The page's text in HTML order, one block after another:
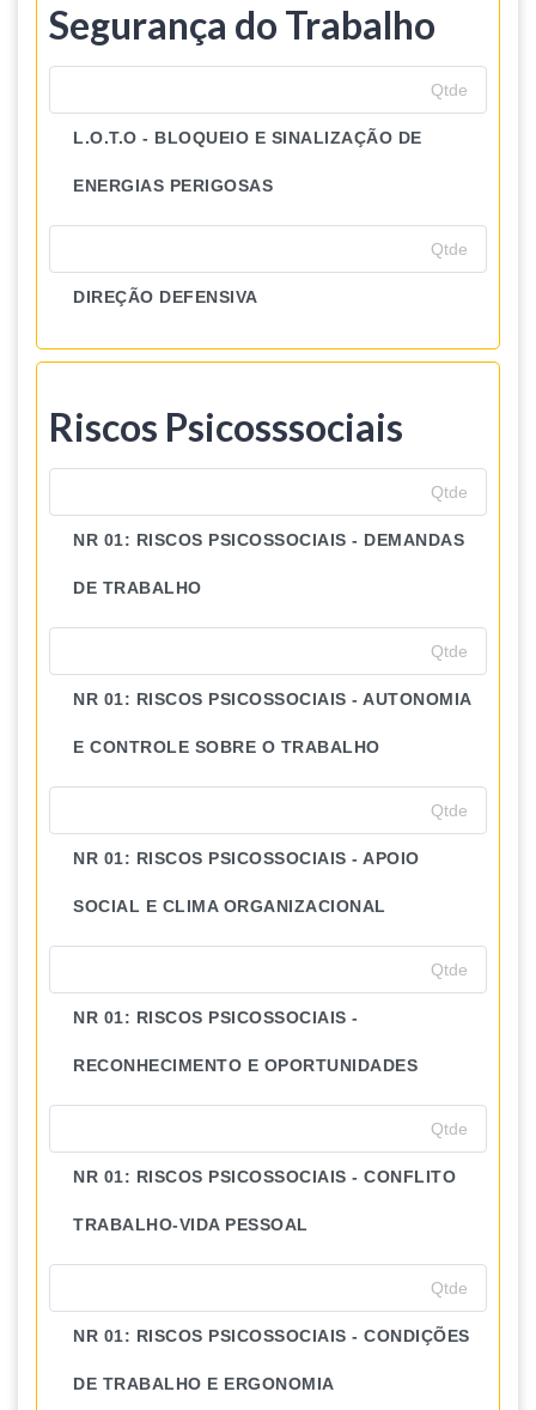
Segurança do Trabalho
L.O.T.O - BLOQUEIO E SINALIZAÇÃO DE
ENERGIAS PERIGOSAS
DIREÇÃO DEFENSIVA
Riscos Psicosssociais
NR 01: RISCOS PSICOSSOCIAIS - DEMANDAS
DE TRABALHO
NR 01: RISCOS PSICOSSOCIAIS - AUTONOMIA
E CONTROLE SOBRE O TRABALHO
NR 01: RISCOS PSICOSSOCIAIS - APOIO
SOCIAL E CLIMA ORGANIZACIONAL
NR 01: RISCOS PSICOSSOCIAIS -
RECONHECIMENTO E OPORTUNIDADES
NR 01: RISCOS PSICOSSOCIAIS - CONFLITO
TRABALHO-VIDA PESSOAL
NR 01: RISCOS PSICOSSOCIAIS - CONDIÇÕES
DE TRABALHO E ERGONOMIA